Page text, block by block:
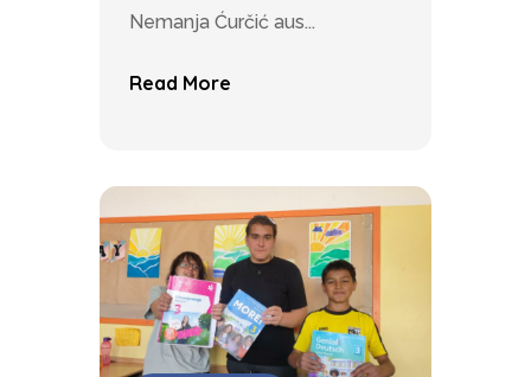
Nemanja Ćurčić aus...
Read More